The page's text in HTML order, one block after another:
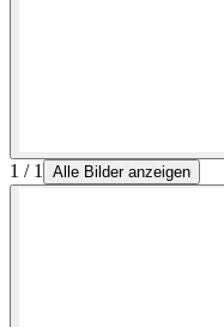
1 / 1 Alle Bilder anzeigen